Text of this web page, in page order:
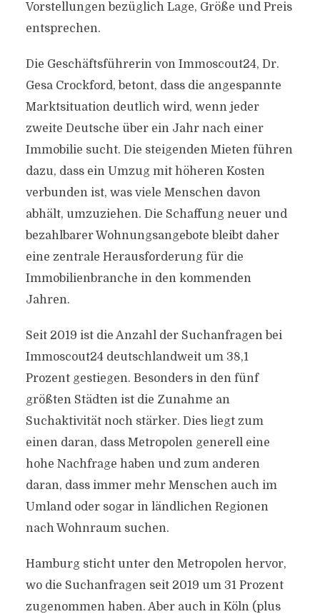
Vorstellungen bezüglich Lage, Größe und Preis
entsprechen.
Die Geschäftsführerin von Immoscout24, Dr.
Gesa Crockford, betont, dass die angespannte
Marktsituation deutlich wird, wenn jeder
zweite Deutsche über ein Jahr nach einer
Immobilie sucht. Die steigenden Mieten führen
dazu, dass ein Umzug mit höheren Kosten
verbunden ist, was viele Menschen davon
abhält, umzuziehen. Die Schaffung neuer und
bezahlbarer Wohnungsangebote bleibt daher
eine zentrale Herausforderung für die
Immobilienbranche in den kommenden
Jahren.
Seit 2019 ist die Anzahl der Suchanfragen bei
Immoscout24 deutschlandweit um 38,1
Prozent gestiegen. Besonders in den fünf
größten Städten ist die Zunahme an
Suchaktivität noch stärker. Dies liegt zum
einen daran, dass Metropolen generell eine
hohe Nachfrage haben und zum anderen
daran, dass immer mehr Menschen auch im
Umland oder sogar in ländlichen Regionen
nach Wohnraum suchen.
Hamburg sticht unter den Metropolen hervor,
wo die Suchanfragen seit 2019 um 31 Prozent
zugenommen haben. Aber auch in Köln (plus